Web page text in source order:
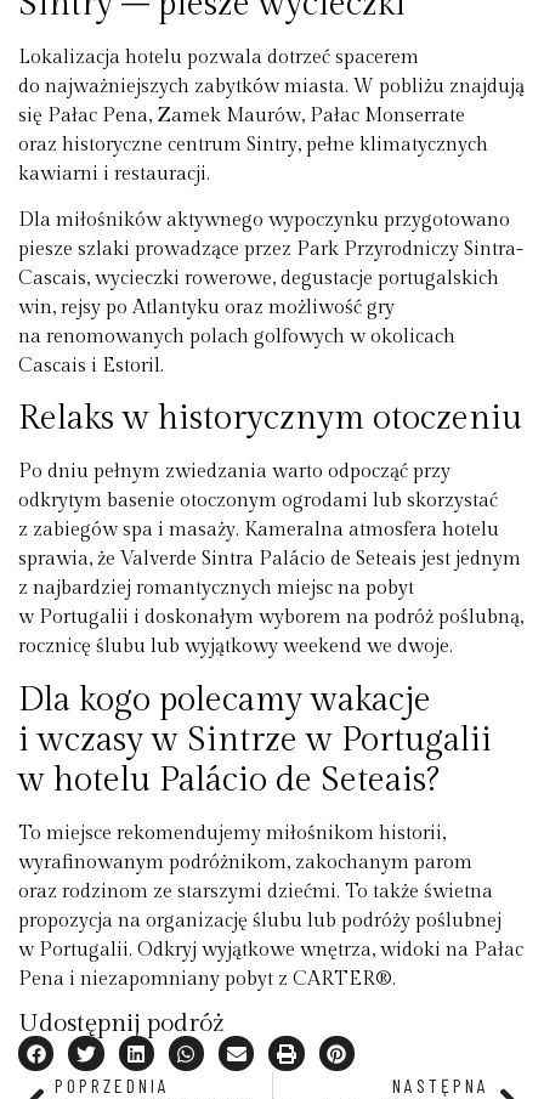
Lokalizacja hotelu pozwala dotrzeć spacerem
do najważniejszych zabytków miasta. W pobliżu znajdują
się Pałac Pena, Zamek Maurów, Pałac Monserrate
oraz historyczne centrum Sintry, pełne klimatycznych
kawiarni i restauracji.
Dla miłośników aktywnego wypoczynku przygotowano
piesze szlaki prowadzące przez Park Przyrodniczy Sintra-
Cascais, wycieczki rowerowe, degustacje portugalskich
win, rejsy po Atlantyku oraz możliwość gry
na renomowanych polach golfowych w okolicach
Cascais i Estoril.
Relaks w historycznym otoczeniu
Po dniu pełnym zwiedzania warto odpocząć przy
odkrytym basenie otoczonym ogrodami lub skorzystać
z zabiegów spa i masaży. Kameralna atmosfera hotelu
sprawia, że Valverde Sintra Palácio de Seteais jest jednym
z najbardziej romantycznych miejsc na pobyt
w Portugalii i doskonałym wyborem na podróż poślubną,
rocznicę ślubu lub wyjątkowy weekend we dwoje.
Dla kogo polecamy wakacje
i wczasy w Sintrze w Portugalii
w hotelu Palácio de Seteais?
To miejsce rekomendujemy miłośnikom historii,
wyrafinowanym podróżnikom, zakochanym parom
oraz rodzinom ze starszymi dziećmi. To także świetna
propozycja na organizację ślubu lub podróży poślubnej
w Portugalii. Odkryj wyjątkowe wnętrza, widoki na Pałac
Pena i niezapomniany pobyt z CARTER®.
Udostępnij podróż
POPRZEDNIA
NASTĘPNA